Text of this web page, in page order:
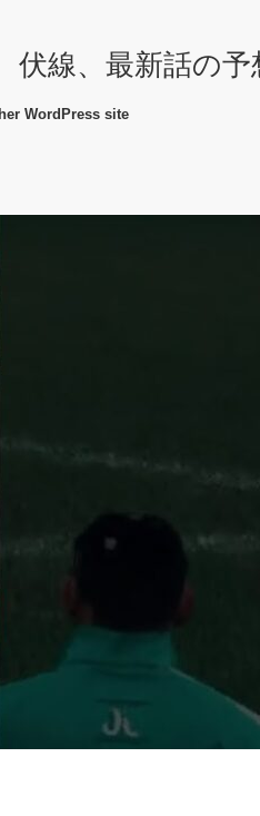
線、最新話の予
WordPress site